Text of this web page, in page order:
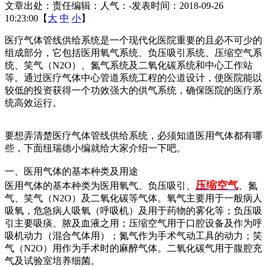
文章出处： 责任编辑： 人气： -发表时间：2018-09-26
10:23:00【 大 中 小】
医疗气体管线供给系统是一个现代化医院重要的且必不可少的
组成部分，它包括医用氧气系统、负压吸引系统、压缩空气系
统、笑气（N2O）、氮气系统及二氧化碳系统和中心工作站
等。通过医疗气体中心管道系统工程的公道设计，使医院能以
较低的投资获得一个功效强大的供气系统，确保医院的医疗系
统高效运行。
要想弄清楚医疗气体管线供给系统，必须知道医用气体都有哪
些，下面纽瑞德小编就给大家介绍一下吧。
一、医用气体的基本种类及用途
医用气体的基本种类为医用氧气、负压吸引、 压缩空气 、氮
气、笑气（N2O）及二氧化碳等气体。氧气主要用于一般病人
吸氧，危急病人吸氧（呼吸机）及用于药物的雾化等；负压吸
引主要吸痰、脓及血液之用；压缩空气用于口腔设备及作为呼
吸机动力（混合气体用）；氮气作为手术气动工具的动力；笑
气（N2O）用作为手术时的麻醉气体。二氧化碳气用于腹腔充
气及试验室培养细菌。